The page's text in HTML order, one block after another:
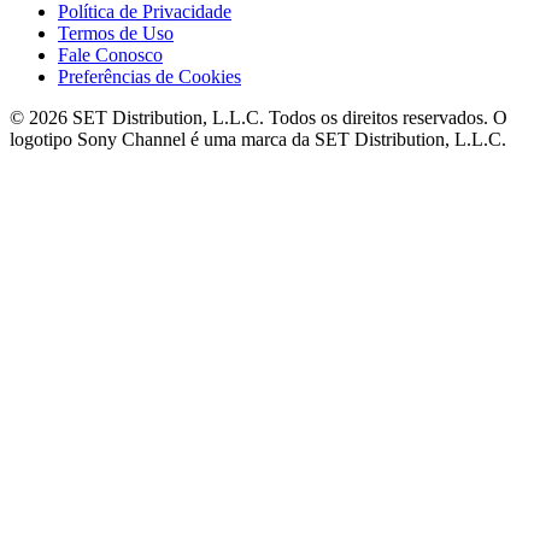
Política de Privacidade
Termos de Uso
Fale Conosco
Preferências de Cookies
© 2026 SET Distribution, L.L.C. Todos os direitos reservados. O
logotipo Sony Channel é uma marca da SET Distribution, L.L.C.